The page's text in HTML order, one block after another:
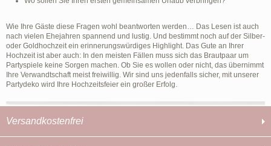
Versandkostenfrei
Wie Ihre Gäste diese Fragen wohl beantworten werden… Das Lesen ist auch
nach vielen Ehejahren spannend und lustig. Und bestimmt noch auf der Silber-
oder Goldhochzeit ein erinnerungswürdiges Highlight. Das Gute an Ihrer
Hochzeit ist aber auch: In den meisten Fällen muss sich das Brautpaar um
Partyspiele keine Sorgen machen. Ob Sie es wollen oder nicht, das übernimmt
Ihre Verwandtschaft meist freiwillig. Wir sind uns jedenfalls sicher, mit unserer
Partydeko wird Ihre Hochzeitsfeier ein großer Erfolg.